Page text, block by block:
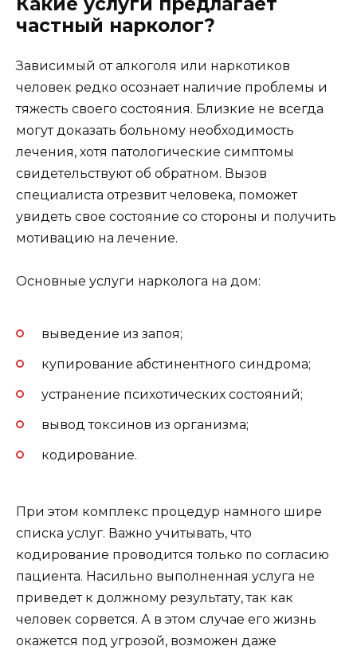
частный нарколог?
Зависимый от алкоголя или наркотиков
человек редко осознает наличие проблемы и
тяжесть своего состояния. Близкие не всегда
могут доказать больному необходимость
лечения, хотя патологические симптомы
свидетельствуют об обратном. Вызов
специалиста отрезвит человека, поможет
увидеть свое состояние со стороны и получить
мотивацию на лечение.
Основные услуги нарколога на дом:
выведение из запоя;
купирование абстинентного синдрома;
устранение психотических состояний;
вывод токсинов из организма;
кодирование.
При этом комплекс процедур намного шире
списка услуг. Важно учитывать, что
кодирование проводится только по согласию
пациента. Насильно выполненная услуга не
приведет к должному результату, так как
человек сорвется. А в этом случае его жизнь
окажется под угрозой, возможен даже